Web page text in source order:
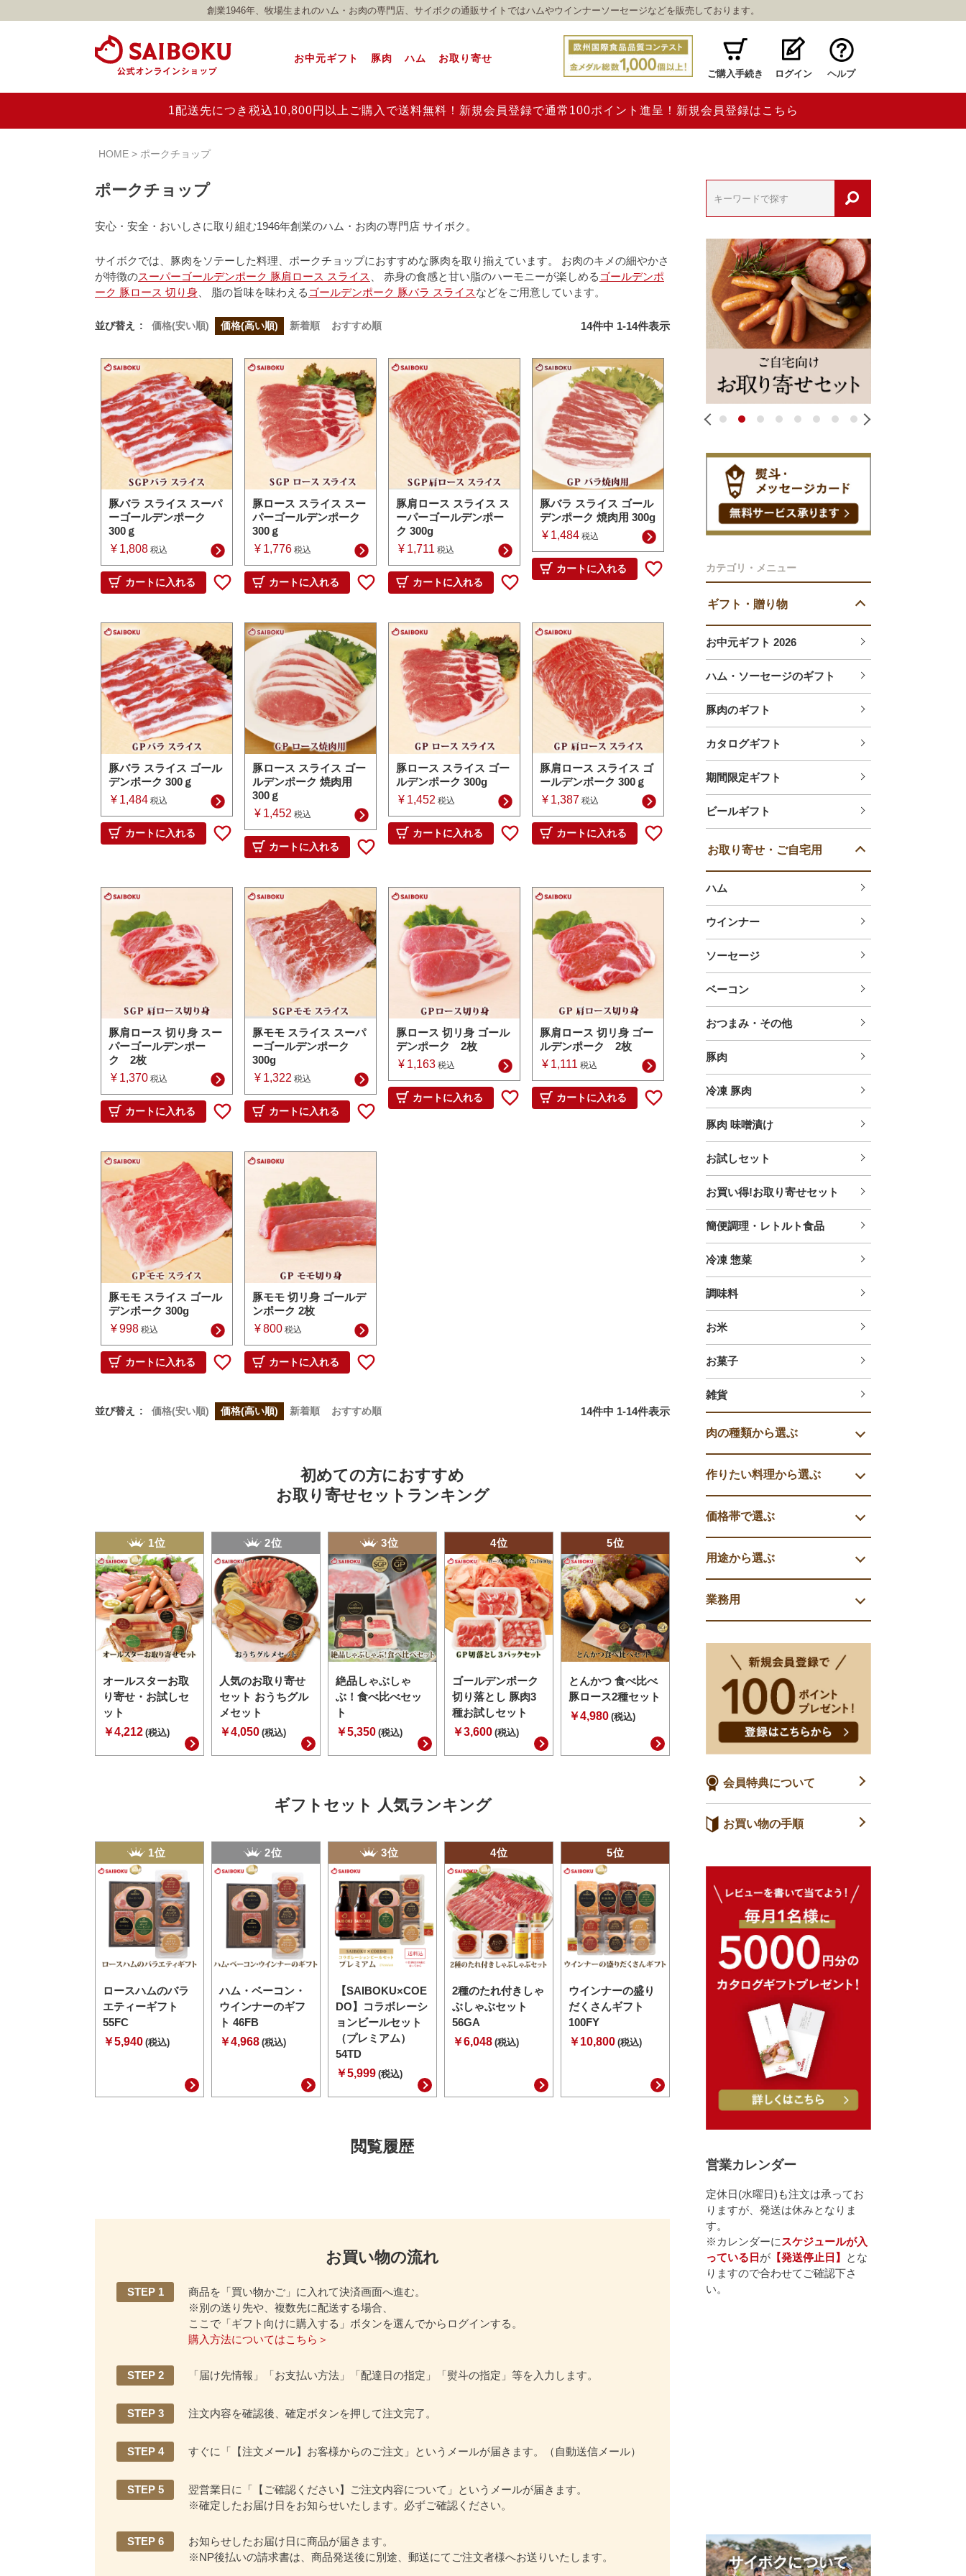
創業1946年、牧場生まれのハム・お肉の専門店、サイボクの通販サイトではハムやウインナーソーセージなどを販売しております。
お中元ギフト 豚肉 ハム お取り寄せ
ご購入手続き ログイン ヘルプ
1配送先につき税込10,800円以上ご購入で送料無料！新規会員登録で通常100ポイント進呈！新規会員登録はこちら
HOME ポークチョップ
カテゴリ・メニュー
ギフト・贈り物
お中元ギフト 2026
ハム・ソーセージのギフト
豚肉のギフト
カタログギフト
期間限定ギフト
ビールギフト
お取り寄せ・ご自宅用
ハム
ウインナー
ソーセージ
ベーコン
おつまみ・その他
豚肉
冷凍 豚肉
豚肉 味噌漬け
お試しセット
お買い得!お取り寄せセット
簡便調理・レトルト食品
冷凍 惣菜
調味料
お米
お菓子
雑貨
肉の種類から選ぶ
作りたい料理から選ぶ
価格帯で選ぶ
用途から選ぶ
業務用
会員特典について
お買い物の手順
営業カレンダー
定休日(水曜日)も注文は承ってお
りますが、発送は休みとなりま
す。
※カレンダーに スケジュールが入
っている日 が 【発送停止日】
とな
りますので合わせてご確認下さ
い。
ポークチョップ
安心・安全・おいしさに取り組む1946年創業のハム・お肉の専門店 サイボク。
サイボクでは、豚肉をソテーした料理、ポークチョップにおすすめな豚肉を取り揃えています。 お肉のキメの細やかさ
が特徴のスーパーゴールデンポーク 豚肩ロース スライス 、 赤身の食感と甘い脂のハーモニーが楽しめる ゴールデンポ
ーク 豚ロース 切り身 、 脂の旨味を味わえる ゴールデンポーク 豚バラ スライスなどをご用意しています。
並び替え 価格(安い順) 価格(高い順) 新着順 おすすめ順 14件中 1-14件表示
豚バラ スライス スーパ
ーゴールデンポーク
300ｇ
¥ 1,808 税込
カートに入れる
豚ロース スライス スー
パーゴールデンポーク
300ｇ
¥ 1,776 税込
カートに入れる
豚肩ロース スライス ス
ーパーゴールデンポー
ク 300g
¥ 1,711 税込
カートに入れる
豚バラ スライス ゴール
デンポーク 焼肉用 300g
¥ 1,484 税込
カートに入れる
豚バラ スライス ゴール
デンポーク 300ｇ
¥ 1,484 税込
カートに入れる
豚ロース スライス ゴー
ルデンポーク 焼肉用
300ｇ
¥ 1,452 税込
カートに入れる
豚ロース スライス ゴー
ルデンポーク 300g
¥ 1,452 税込
カートに入れる
豚肩ロース スライス ゴ
ールデンポーク 300ｇ
¥ 1,387 税込
カートに入れる
豚肩ロース 切り身 スー
パーゴールデンポー
ク 2枚
¥ 1,370 税込
カートに入れる
豚モモ スライス スーパ
ーゴールデンポーク
300g
¥ 1,322 税込
カートに入れる
豚ロース 切リ身 ゴール
デンポーク 2枚
¥ 1,163 税込
カートに入れる
豚肩ロース 切リ身 ゴー
ルデンポーク 2枚
¥ 1,111 税込
カートに入れる
豚モモ スライス ゴール
デンポーク 300g
¥998 税込
カートに入れる
豚モモ 切リ身 ゴールデ
ンポーク 2枚
¥800 税込
カートに入れる
並び替え 価格(安い順) 価格(高い順) 新着順 おすすめ順 14件中 1-14件表示
初めての方におすすめ
お取り寄せセットランキング
1位
オールスターお取
り寄せ・お試しセ
ット
￥4,212 (税込)
2位
人気のお取り寄せ
セット おうちグル
メセット
￥4,050 (税込)
3位
絶品しゃぶしゃ
ぶ！食べ比べセッ
ト
￥5,350 (税込)
4位
ゴールデンポーク
切り落とし 豚肉3
種お試しセット
￥3,600 (税込)
5位
とんかつ 食べ比べ
豚ロース2種セット
￥4,980 (税込)
ギフトセット 人気ランキング
1位
ロースハムのバラ
エティーギフト
55FC
￥5,940 (税込)
2位
ハム・ベーコン・
ウインナーのギフ
ト 46FB
￥4,968 (税込)
3位
【SAIBOKU×COE
DO】コラボレーシ
ョンビールセット
（プレミアム）
54TD
￥5,999 (税込)
4位
2種のたれ付きしゃ
ぶしゃぶセット
56GA
￥6,048 (税込)
5位
ウインナーの盛り
だくさんギフト
100FY
￥10,800 (税込)
閲覧履歴
お買い物の流れ
STEP 1
商品を「買い物かご」に入れて決済画面へ進む。
※別の送り先や、複数先に配送する場合、
ここで「ギフト向けに購入する」ボタンを選んでからログインする。
購入方法についてはこちら＞
STEP 2 「届け先情報」「お支払い方法」「配達日の指定」「熨斗の指定」等を入力します。
STEP 3 注文内容を確認後、確定ボタンを押して注文完了。
STEP 4 すぐに「【注文メール】お客様からのご注文」というメールが届きます。（自動送信メール）
STEP 5
翌営業日に「【ご確認ください】ご注文内容について」というメールが届きます。
※確定したお届け日をお知らせいたします。必ずご確認ください。
STEP 6
お知らせしたお届け日に商品が届きます。
※NP後払いの請求書は、商品発送後に別途、郵送にてご注文者様へお送りいたします。